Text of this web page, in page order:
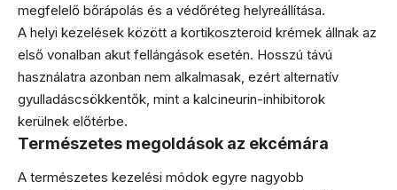
megfelelő bőrápolás és a védőréteg helyreállítása.
A helyi kezelések között a kortikoszteroid krémek állnak az
első vonalban akut fellángások esetén. Hosszú távú
használatra azonban nem alkalmasak, ezért alternatív
gyulladáscsökkentők, mint a kalcineurin-inhibitorok
kerülnek előtérbe.
Természetes megoldások az ekcémára
A természetes kezelési módok egyre nagyobb